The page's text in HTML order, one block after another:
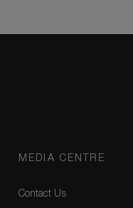
MEDIA CENTRE
Contact Us